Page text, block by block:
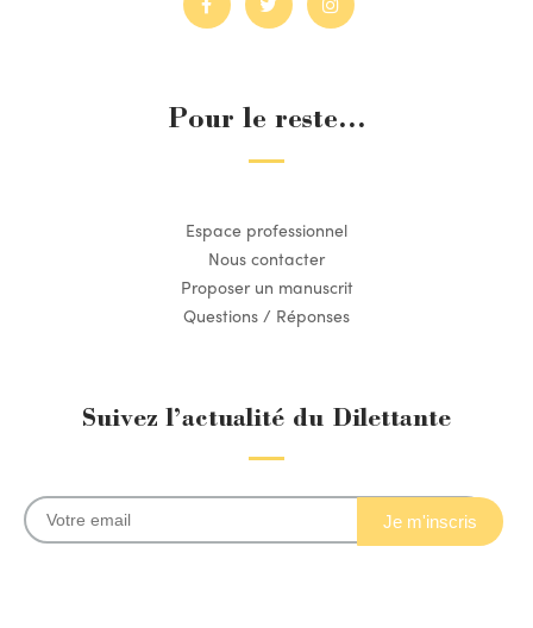
Pour le reste...
Espace professionnel
Nous contacter
Proposer un manuscrit
Questions / Réponses
Suivez l’actualité du Dilettante